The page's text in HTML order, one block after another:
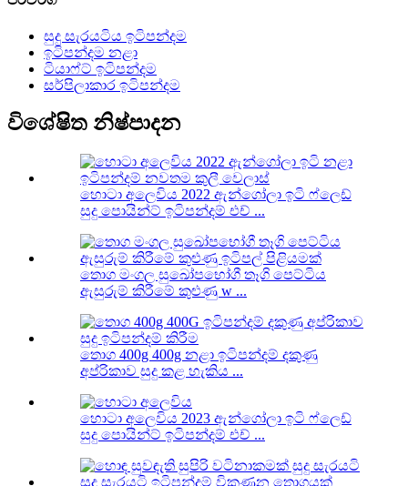
සුදු සැරයටිය ඉටිපන්දම
ඉටිපන්දම නළා
ටියාෆ්ට් ඉටිපන්දම
සර්පිලාකාර ඉටිපන්දම
විශේෂිත නිෂ්පාදන
හොටා අලෙවිය 2022 ඇන්ගෝලා ඉටි ෆ්ලෙඩ්
සුදු පොයින්ට් ඉටිපන්දම් එච් ...
තොග මංගල සුඛෝපභෝගී තෑගි පෙට්ටිය
ඇසුරුම් කිරීමේ කුළුණු w ...
තොග 400g 400g නළා ඉටිපන්දම් දකුණු
අප්රිකාව සුදු කළ හැකිය ...
හොටා අලෙවිය 2023 ඇන්ගෝලා ඉටි ෆ්ලෙඩ්
සුදු පොයින්ට් ඉටිපන්දම් එච් ...